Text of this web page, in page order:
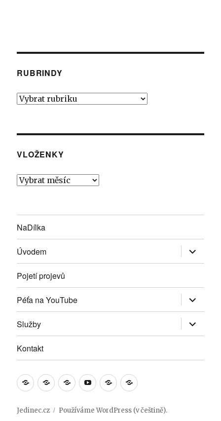
RUBRINDY
Rubrindy
VLOŽENKY
Vloženky
NaDílka
Úvodem Zobrazit
položky
Pojetí projevů
Péťa na YouTube Zobrazit
položky
Služby
Zobrazit
položky
Kontakt
NaDílkaÚvodem
PojetíPéťa
YouTube
SlužbyKontakt
Jedinec.cz Používáme WordPress (v češtině).